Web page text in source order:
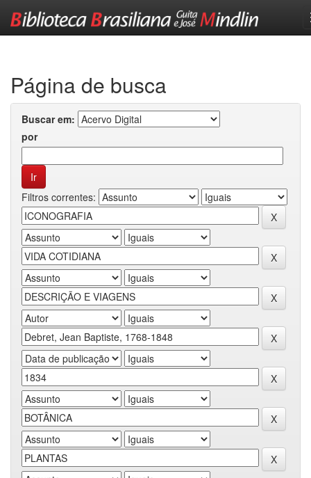
Página de busca
Buscar em:
por
Filtros correntes: